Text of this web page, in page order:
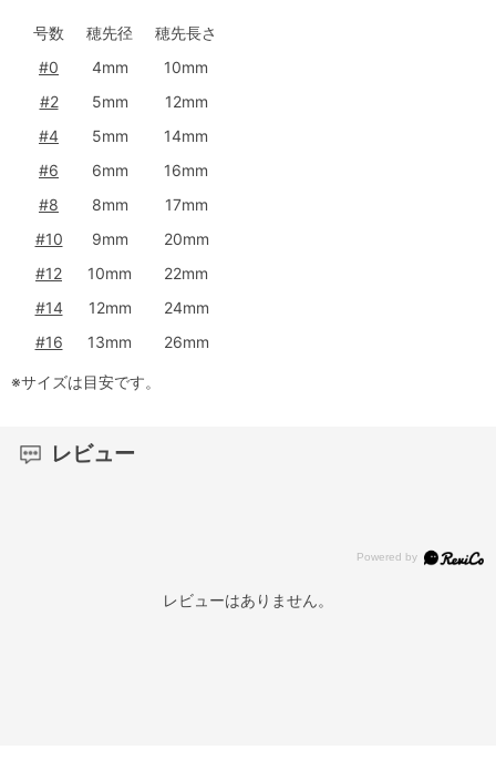
号数 穂先径
穂先長さ
#0
4mm
10mm
#2
5mm
12mm
#4
5mm
14mm
#6
6mm
16mm
#8
8mm
17mm
#10
9mm
20mm
#12
10mm
22mm
#14
12mm
24mm
#16
13mm 26mm
※サイズは目安です。
レビュー
レビューはありません。